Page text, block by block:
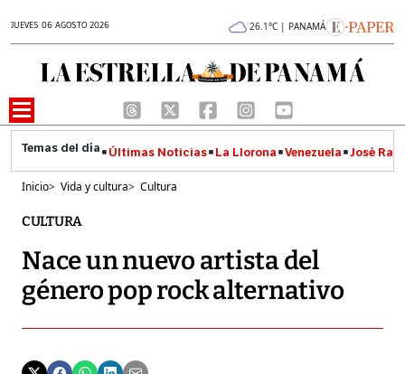
JUEVES 06 AGOSTO 2026 26.1°C | PANAMÁ
Últimas Noticias La Llorona Venezuela José
Inicio> Vida y cultura> Cultura
CULTURA
Nace un nuevo artista del
género pop rock alternativo